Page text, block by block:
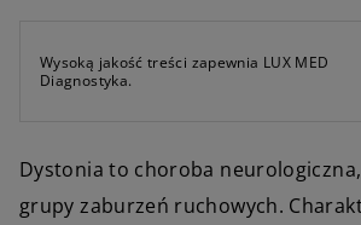
Wysoką jakość treści zapewnia LUX MED
Diagnostyka.
Dystonia to choroba
grupy zaburzeń ruchowych.